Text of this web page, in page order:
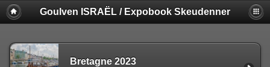
Goulven ISRAËL / Expobook Skeudenner
Bretagne 2023